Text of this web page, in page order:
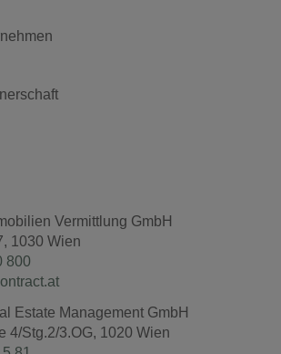
Vermittlung GmbH
1030 Wien
800
Estate Management GmbH
4/Stg.2/3.OG, 1020 Wien